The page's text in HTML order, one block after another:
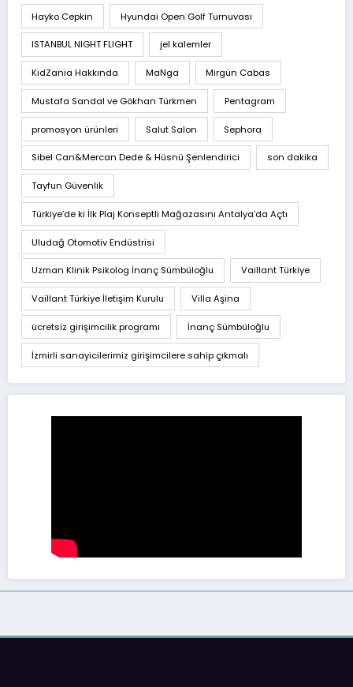
Hayko Cepkin Hyundai Open Golf Turnuvası
ISTANBUL NIGHT FLIGHT jel kalemler
KidZania Hakkında MaNga Mirgün Cabas
Mustafa Sandal ve Gökhan Türkmen Pentagram
promosyon ürünleri Salut Salon Sephora
Sibel Can&Mercan Dede & Hüsnü Şenlendirici son dakika
Tayfun Güvenlik
Türkiye’de ki İlk Plaj Konseptli Mağazasını Antalya’da Açtı
Uludağ Otomotiv Endüstrisi
Uzman Klinik Psikolog İnanç Sümbüloğlu Vaillant Türkiye
Vaillant Türkiye İletişim Kurulu Villa Aşina
ücretsiz girişimcilik programı İnanç Sümbüloğlu
İzmirli sanayicilerimiz girişimcilere sahip çıkmalı